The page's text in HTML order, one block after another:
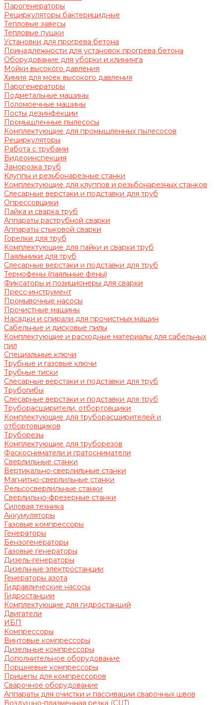
Парогенераторы
Рециркуляторы бактерицидные
Тепловые завесы
Тепловые пушки
Установки для прогрева бетона
Принадлежности для установок прогрева бетона
Оборудование для уборки и клининга
Мойки высокого давления
Химия для моек высокого давления
Парогенераторы
Подметальные машины
Поломоечные машины
Посты дезинфекции
Промышленные пылесосы
Комплектующие для промышленных пылесосов
Рециркуляторы
Работа с трубами
Видеоинспекция
Заморозка труб
Клуппы и резьбонарезные станки
Комплектующие для клуппов и резьбонарезных станков
Слесарные верстаки и подставки для труб
Опрессовщики
Пайка и сварка труб
Аппараты раструбной сварки
Аппараты стыковой сварки
Горелки для труб
Комплектующие для пайки и сварки труб
Паяльники для труб
Слесарные верстаки и подставки для труб
Термофены (паяльные фены)
Фиксаторы и позиционеры для сварки
Пресс-инструмент
Промывочные насосы
Прочистные машины
Насадки и спирали для прочистных машин
Сабельные и дисковые пилы
Комплектующие и расходные материалы для сабельных
пил
Специальные ключи
Трубные и газовые ключи
Трубные тиски
Слесарные верстаки и подставки для труб
Трубогибы
Слесарные верстаки и подставки для труб
Труборасширители, отбортовщики
Комплектующие для труборасширителей и
отбортовщиков
Труборезы
Комплектующие для труборезов
Фаскосниматели и гратосниматели
Сверлильные станки
Вертикально-сверлильные станки
Магнитно-сверлильные станки
Рельсосверлильные станки
Сверлильно-фрезерные станки
Силовая техника
Аккумуляторы
Газовые компрессоры
Генераторы
Бензогенераторы
Газовые генераторы
Дизель-генераторы
Дизельные электростанции
Генераторы азота
Гидравлические насосы
Гидростанции
Комплектующие для гидростанций
Двигатели
ИБП
Компрессоры
Винтовые компрессоры
Дизельные компрессоры
Дополнительное оборудование
Поршневые компрессоры
Прицепы для компрессоров
Сварочное оборудование
Аппараты для очистки и пассивации сварочных швов
Воздушно-плазменная резка (CUT)